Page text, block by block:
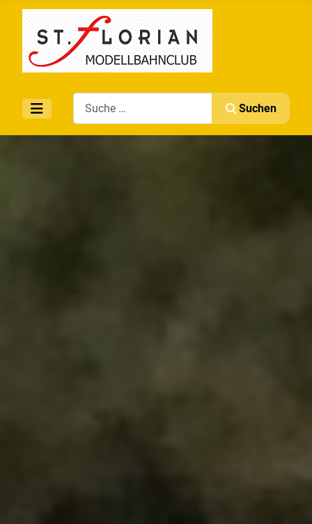
Search
Suchen